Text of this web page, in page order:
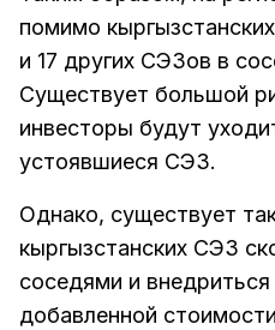
помимо
и 17 других СЭЗов в
Существует большой
инвесторы будут
устоявшиеся СЭЗ.
Однако, существует
кыргызстанских СЭЗ
соседями и внедриться
добавленной